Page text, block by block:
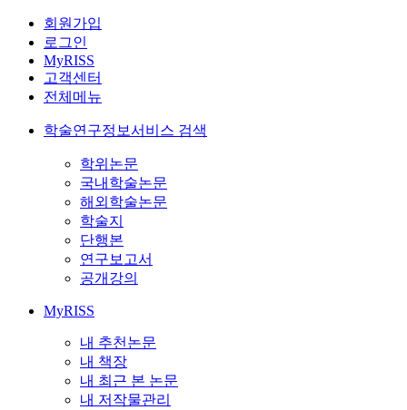
회원가입
로그인
MyRISS
고객센터
전체메뉴
학술연구정보서비스 검색
학위논문
국내학술논문
해외학술논문
학술지
단행본
연구보고서
공개강의
MyRISS
내 추천논문
내 책장
내 최근 본 논문
내 저작물관리